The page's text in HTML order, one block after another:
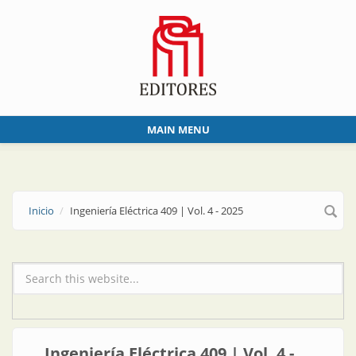
MAIN MENU
Inicio Ingeniería Eléctrica 409 | Vol. 4 - 2025
Formulario de búsqueda